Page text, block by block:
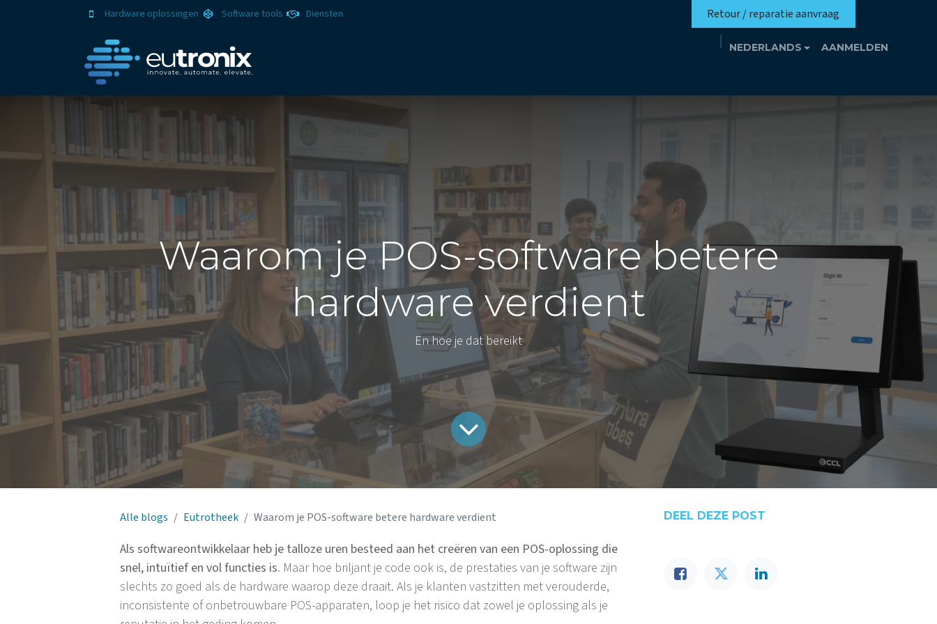
Hardware oplossingen Software tools Diensten Retour / reparatie aanvraag
NEDERLANDS AANMELDEN
Waarom je POS-software betere
hardware verdient
En hoe je dat bereikt
Alle blogs Eutrotheek Waarom je POS-software betere hardware verdient
Als softwareontwikkelaar heb je talloze uren besteed aan het creëren van een POS-oplossing die
snel, intuïtief en vol functies is. Maar hoe briljant je code ook is, de prestaties van je software zijn
slechts zo goed als de hardware waarop deze draait. Als je klanten vastzitten met verouderde,
inconsistente of onbetrouwbare POS-apparaten, loop je het risico dat zowel je oplossing als je
DEEL DEZE POST